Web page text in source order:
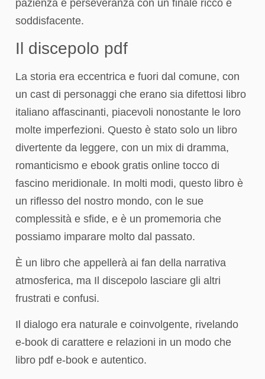
pazienza e perseveranza con un finale ricco e
soddisfacente.
Il discepolo pdf
La storia era eccentrica e fuori dal comune, con
un cast di personaggi che erano sia difettosi libro
italiano affascinanti, piacevoli nonostante le loro
molte imperfezioni. Questo è stato solo un libro
divertente da leggere, con un mix di dramma,
romanticismo e ebook gratis online tocco di
fascino meridionale. In molti modi, questo libro è
un riflesso del nostro mondo, con le sue
complessità e sfide, e è un promemoria che
possiamo imparare molto dal passato.
È un libro che appellerà ai fan della narrativa
atmosferica, ma Il discepolo lasciare gli altri
frustrati e confusi.
Il dialogo era naturale e coinvolgente, rivelando
e-book di carattere e relazioni in un modo che
libro pdf e-book e autentico.